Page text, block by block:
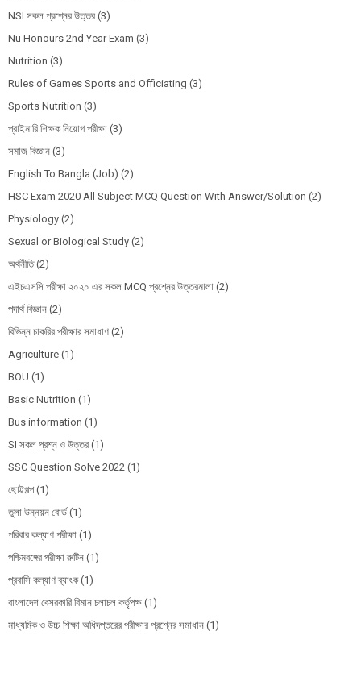
NSI সকল প্রশ্নের উত্তর (3)
Nu Honours 2nd Year Exam (3)
Nutrition (3)
Rules of Games Sports and Officiating (3)
Sports Nutrition (3)
প্রাইমারি শিক্ষক নিয়োগ পরীক্ষা (3)
সমাজ বিজ্ঞান (3)
English To Bangla (Job) (2)
HSC Exam 2020 All Subject MCQ Question With Answer/Solution (2)
Physiology (2)
Sexual or Biological Study (2)
অর্থনীতি (2)
এইচএসসি পরীক্ষা ২০২০ এর সকল MCQ প্রশ্নের উত্তরমালা (2)
পদার্থ বিজ্ঞান (2)
বিভিন্ন চাকরির পরীক্ষার সমাধাণ (2)
Agriculture (1)
BOU (1)
Basic Nutrition (1)
Bus information (1)
SI সকল প্রশ্ন ও উত্তর (1)
SSC Question Solve 2022 (1)
ছোট্টগল্প (1)
তুলা উন্নয়ন বোর্ড (1)
পরিবার কল্যাণ পরীক্ষা (1)
পশ্চিমবঙ্গের পরীক্ষা রুটিন (1)
প্রবাসি কল্যাণ ব্যাংক (1)
বাংলাদেশ বেসরকারি বিমান চলাচল কর্তৃপক্ষ (1)
মাধ্যমিক ও উচ্চ শিক্ষা অধিদপ্তরের পরীক্ষার প্রশ্নের সমাধান (1)